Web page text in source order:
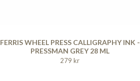
FERRIS WHEEL PRESS CALLIGRAPHY INK -
PRESSMAN GREY 28 ML
279 kr